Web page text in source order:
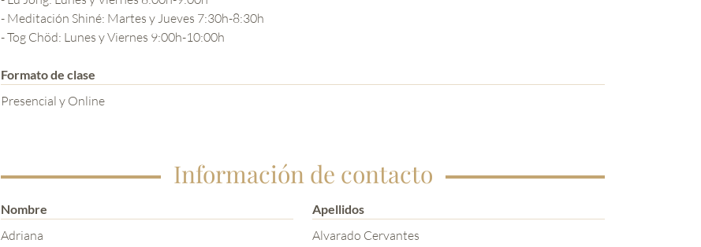
- Meditación Shiné: Martes y Jueves 7:30h-8:30h
- Tog Chöd: Lunes y Viernes 9:00h-10:00h
Formato de clase
Presencial y Online
Información de contacto
Nombre
Adriana
Apellidos
Alvarado Cervantes